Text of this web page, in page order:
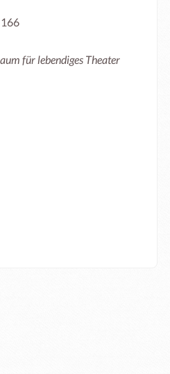
für lebendiges Theater